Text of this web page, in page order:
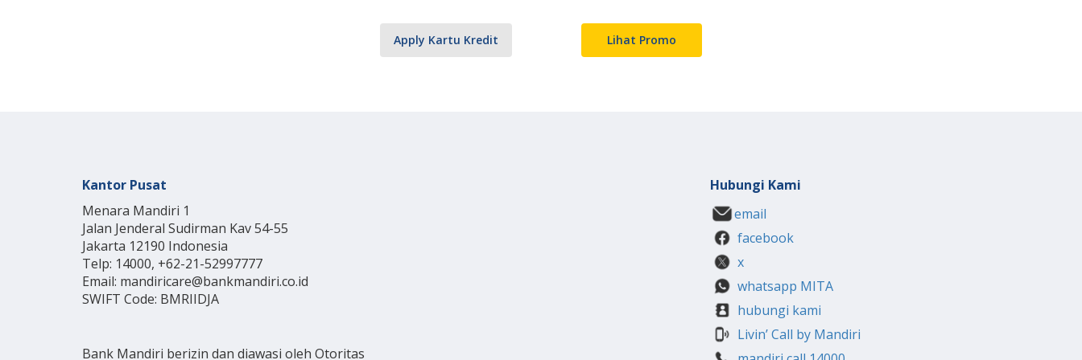
Apply Kartu Kredit Lihat Promo
Kantor Pusat
Menara Mandiri 1
Jalan Jenderal Sudirman Kav 54-55
Jakarta 12190 Indonesia
Telp: 14000, +62-21-52997777
Email: mandiricare@bankmandiri.co.id
SWIFT Code: BMRIIDJA
Bank Mandiri berizin dan diawasi oleh Otoritas
Hubungi Kami
email
facebook
x
whatsapp MITA
hubungi kami
Livin’ Call by Mandiri